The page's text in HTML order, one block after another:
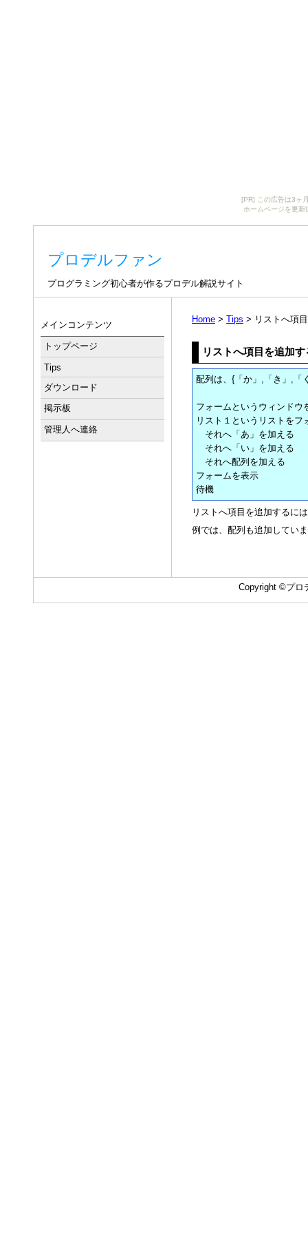
[PR] この広告は3ヶ
ホームページを更
プロデルファン
プログラミング初心者が作るプロデル解説サイト
Home > Tips > リストへ項
リストへ項目を追加す
配列は、{「か」,「き」,「
フォームというウィンドウ
リスト１というリストをフ
それへ「あ」を加える
それへ「い」を加える
それへ配列を加える
フォームを表示
待機
リストへ項目を追加するに
例では、配列も追加してい
メインコンテンツ
トップページ
Tips
ダウンロード
掲示板
管理人へ連絡
Copyright ©プロ